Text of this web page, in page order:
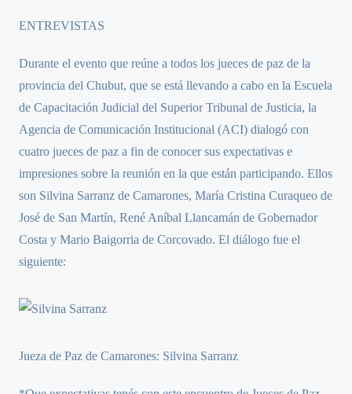
ENTREVISTAS
Durante el evento que reúne a todos los jueces de paz de la
provincia del Chubut, que se está llevando a cabo en la Escuela
de Capacitación Judicial del Superior Tribunal de Justicia, la
Agencia de Comunicación Institucional (ACI) dialogó con
cuatro jueces de paz a fin de conocer sus expectativas e
impresiones sobre la reunión en la que están participando. Ellos
son Silvina Sarranz de Camarones, María Cristina Curaqueo de
José de San Martín, René Aníbal Llancamán de Gobernador
Costa y Mario Baigorria de Corcovado. El diálogo fue el
siguiente:
Jueza de Paz de Camarones: Silvina Sarranz